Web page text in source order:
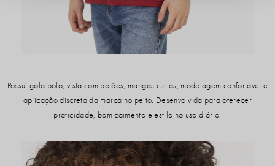
Possui gola polo, vista com botões, mangas curtas, modelagem confortável e
aplicação discreta da marca no peito. Desenvolvida para oferecer
praticidade, bom caimento e estilo no uso diário.